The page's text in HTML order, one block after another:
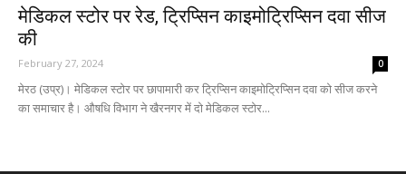
मेडिकल स्टोर पर रेड, ट्रिप्सिन काइमोट्रिप्सिन दवा सीज
की
February 27, 2024 0
मेरठ (उप्र)। मेडिकल स्टोर पर छापामारी कर ट्रिप्सिन काइमोट्रिप्सिन दवा को सीज करने
का समाचार है। औषधि विभाग ने खैरनगर में दो मेडिकल स्टोर...